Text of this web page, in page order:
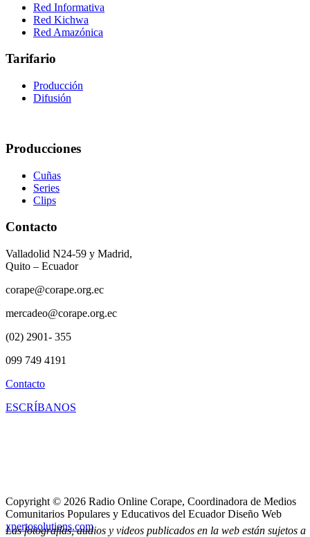
Las fotografías, audios y videos publicados en la web están sujetos a
Red Informativa
Red Kichwa
Red Amazónica
Tarifario
Producción
Difusión
Producciones
Cuñas
Series
Clips
Contacto
Valladolid N24-59 y Madrid,
Quito – Ecuador
corape@corape.org.ec
mercadeo@corape.org.ec
(02) 2901- 355
099 749 4191
Contacto
ESCRÍBANOS
Copyright © 2026 Radio Online Corape, Coordinadora de Medios
Comunitarios Populares y Educativos del Ecuador Diseño Web
xpertosolutions.com